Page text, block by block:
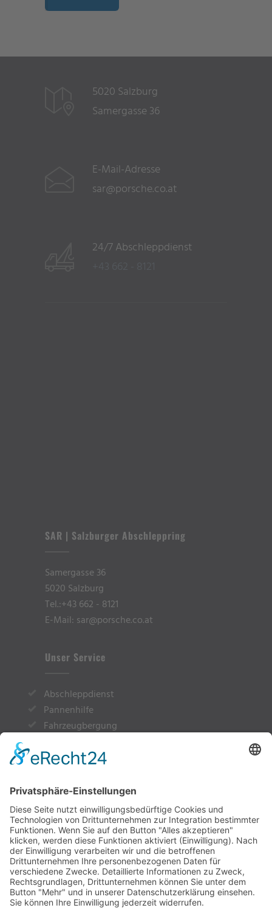
5020 Salzburg
Samergasse 36
E-Mail-Adresse
sar@porsche.co.at
24/7 Abschleppdienst
SAR | Salzburger Abschleppring
Samergasse 36
5020 Salzburg
Tel.:+43 662 - 8121
E-Mail: sar@porsche.co.at
Unser Service
Abschleppdienst
Pannenhilfe
Fahrzeugbergung
Rückholung